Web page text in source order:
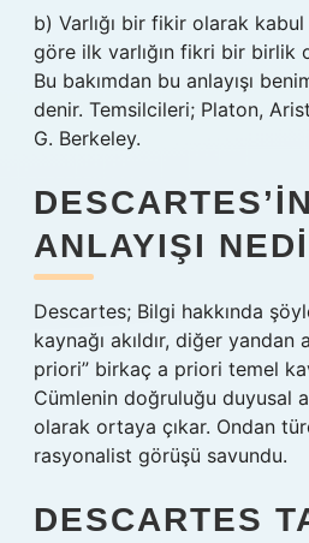
b) Varlığı bir fikir olarak kabul
göre ilk varlığın fikri bir birlik
Bu bakımdan bu anlayışı
denir. Temsilcileri; Platon,
G. Berkeley.
ANLAYIŞI
Descartes; Bilgi hakkında
kaynağı akıldır, diğer
priori” birkaç a priori temel
Cümlenin doğruluğu duyusal
olarak ortaya çıkar. Ondan
rasyonalist görüşü savundu.
DESCARTES